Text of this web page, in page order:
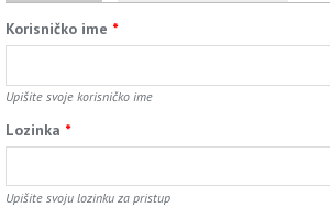
Korisničko ime *
Upišite svoje korisničko ime
Lozinkа *
Upišite svoju lozinku za pristup